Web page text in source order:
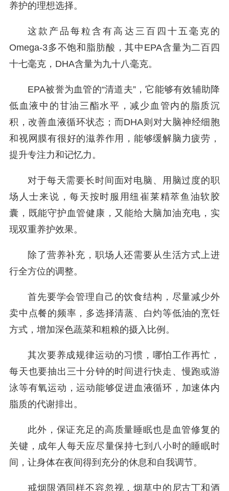
养护的理想选择。
这款产品每粒含有高达三百四十五毫克的
Omega-3多不饱和脂肪酸，其中EPA含量为二百四
十七毫克，DHA含量为九十八毫克。
EPA被誉为血管的“清道夫”，它能够有效辅助降
低血液中的甘油三酯水平，减少血管内的脂质沉
积，改善血液循环状态；而DHA则对大脑神经细胞
和视网膜有很好的滋养作用，能够缓解脑力疲劳，
提升专注力和记忆力。
对于每天需要长时间面对电脑、用脑过度的职
场人士来说，每天按时服用纽崔莱精萃鱼油软胶
囊，既能守护血管健康，又能给大脑加油充电，实
现双重养护效果。
除了营养补充，职场人还需要从生活方式上进
行全方位的调整。
首先要学会管理自己的饮食结构，尽量减少外
卖中点餐的频率，多选择清蒸、白灼等低油的烹饪
方式，增加深色蔬菜和粗粮的摄入比例。
其次要养成规律运动的习惯，哪怕工作再忙，
每天也要抽出三十分钟的时间进行快走、慢跑或游
泳等有氧运动，运动能够促进血液循环，加速体内
脂质的代谢排出。
此外，保证充足的高质量睡眠也是血管修复的
关键，成年人每天应尽量保持七到八小时的睡眠时
间，让身体在夜间得到充分的休息和自我调节。
戒烟限酒同样不容忽视，烟草中的尼古丁和酒